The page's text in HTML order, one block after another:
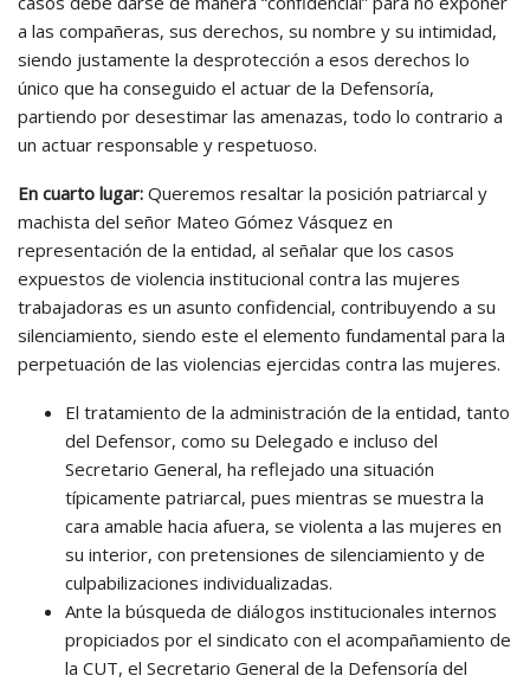
a las compañeras, sus derechos, su nombre y su intimidad,
siendo justamente la desprotección a esos derechos lo
único que ha conseguido el actuar de la Defensoría,
partiendo por desestimar las amenazas, todo lo contrario a
un actuar responsable y respetuoso.
En cuarto lugar: Queremos resaltar la posición patriarcal y
machista del señor Mateo Gómez Vásquez en
representación de la entidad, al señalar que los casos
expuestos de violencia institucional contra las mujeres
trabajadoras es un asunto confidencial, contribuyendo a su
silenciamiento, siendo este el elemento fundamental para la
perpetuación de las violencias ejercidas contra las mujeres.
El tratamiento de la administración de la entidad, tanto
del Defensor, como su Delegado e incluso del
Secretario General, ha reflejado una situación
típicamente patriarcal, pues mientras se muestra la
cara amable hacia afuera, se violenta a las mujeres en
su interior, con pretensiones de silenciamiento y de
culpabilizaciones individualizadas.
Ante la búsqueda de diálogos institucionales internos
propiciados por el sindicato con el acompañamiento de
la CUT, el Secretario General de la Defensoría del